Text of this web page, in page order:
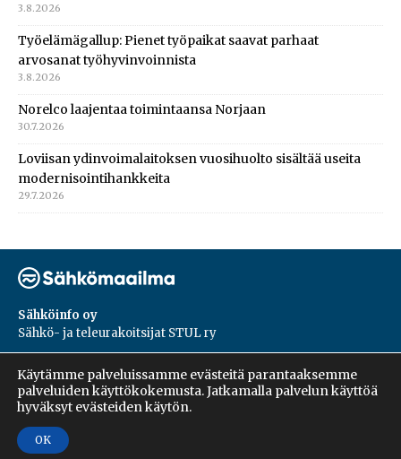
3.8.2026
Työelämägallup: Pienet työpaikat saavat parhaat
arvosanat työhyvinvoinnista
3.8.2026
Norelco laajentaa toimintaansa Norjaan
30.7.2026
Loviisan ydinvoimalaitoksen vuosihuolto sisältää useita
modernisointihankkeita
29.7.2026
Sähköinfo oy
Sähkö- ja teleurakoitsijat STUL ry
PL 55, 02601, Espoo
Harakantie 18 B
09 5476 1422
Käytämme palveluissamme evästeitä parantaaksemme
palveluiden käyttökokemusta. Jatkamalla palvelun käyttöä
hyväksyt evästeiden käytön.
OK